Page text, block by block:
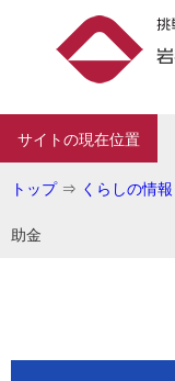
サイトの現在位置
トップ⇒ くらしの情報
助金